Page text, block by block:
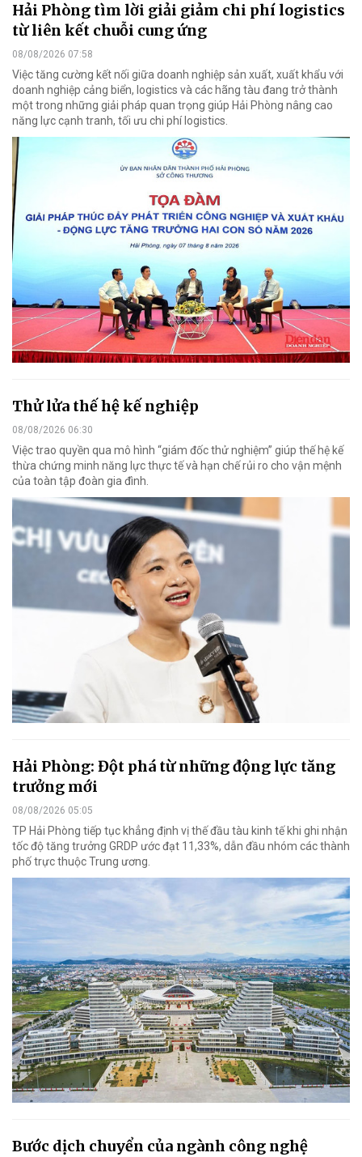
Hải Phòng tìm lời giải giảm chi phí logistics
từ liên kết chuỗi cung ứng
08/08/2026 07:58
Việc tăng cường kết nối giữa doanh nghiệp sản xuất, xuất khẩu với
doanh nghiệp cảng biển, logistics và các hãng tàu đang trở thành
một trong những giải pháp quan trọng giúp Hải Phòng nâng cao
năng lực cạnh tranh, tối ưu chi phí logistics.
Thử lửa thế hệ kế nghiệp
08/08/2026 06:30
Việc trao quyền qua mô hình “giám đốc thử nghiệm” giúp thế hệ kế
thừa chứng minh năng lực thực tế và hạn chế rủi ro cho vận mệnh
của toàn tập đoàn gia đình.
Hải Phòng: Đột phá từ những động lực tăng
trưởng mới
08/08/2026 05:05
TP Hải Phòng tiếp tục khẳng định vị thế đầu tàu kinh tế khi ghi nhận
tốc độ tăng trưởng GRDP ước đạt 11,33%, dẫn đầu nhóm các thành
phố trực thuộc Trung ương.
Bước dịch chuyển của ngành công nghệ